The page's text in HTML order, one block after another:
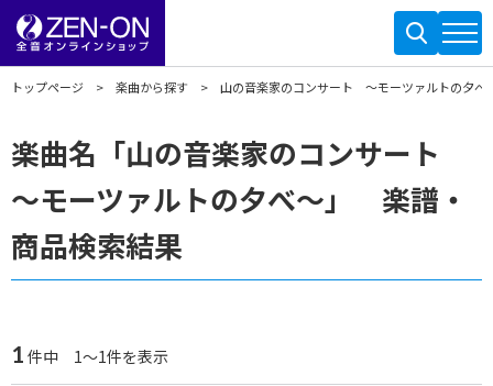
トップページ 楽曲から探す 山の音楽家のコンサート ～モーツァルトの夕べ
楽曲名「山の音楽家のコンサート
～モーツァルトの夕べ～」 楽譜・
商品検索結果
1 件中 1～1件を表示